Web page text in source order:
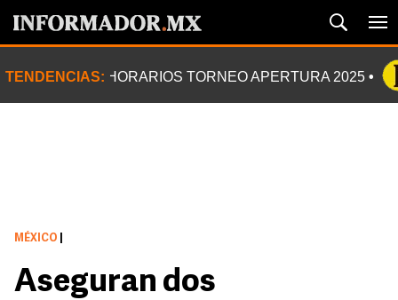
TENDENCIAS: HORARIOS TORNEO APERTURA 2025
MÉXICO
Aseguran dos